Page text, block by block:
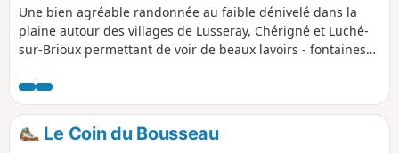
Une bien agréable randonnée au faible dénivelé dans la
plaine autour des villages de Lusseray, Chérigné et Luché-
sur-Brioux permettant de voir de beaux lavoirs - fontaines
chemins (plus de 50 % du circuit) et les petites routes très
peu fréquentées (plus de 30 % du circuit) permettent un
cheminement tranquille et de profiter des ombrages et des
paysages tout au long du parcours.
Le Coin du Bousseau